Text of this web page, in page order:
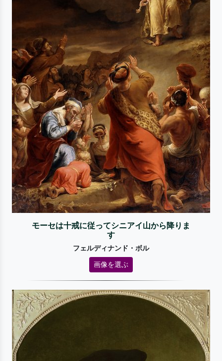
モーセは十戒に従ってシニアイ山から降りま
す
フェルディナンド・ボル
画像を選ぶ